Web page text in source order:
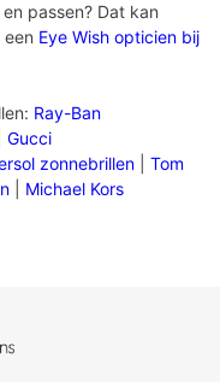
passen? Dat kan
Eye Wish opticien bij
Ray-Ban
Gucci
zonnebrillen
Tom
Michael Kors